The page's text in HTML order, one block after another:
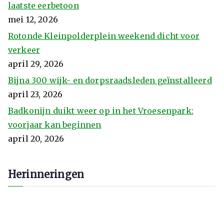
laatste eerbetoon
mei 12, 2026
Rotonde Kleinpolderplein weekend dicht voor
verkeer
april 29, 2026
Bijna 300 wijk- en dorpsraadsleden geïnstalleerd
april 23, 2026
Badkonijn duikt weer op in het Vroesenpark:
voorjaar kan beginnen
april 20, 2026
Herinneringen